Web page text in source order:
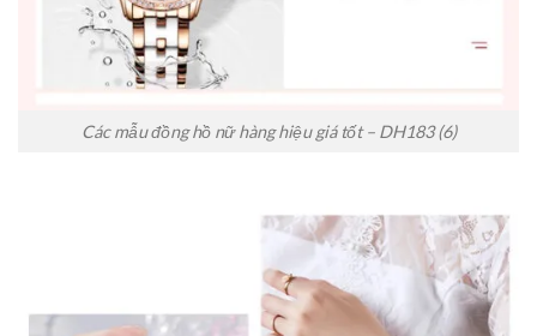
Các mẫu đồng hồ nữ hàng hiệu giá tốt – DH183 (6)